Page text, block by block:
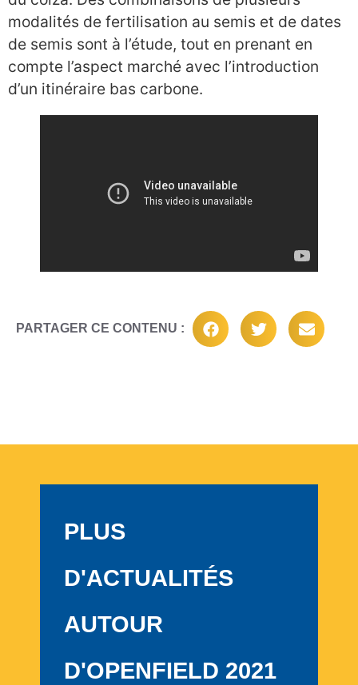
modalités de fertilisation au semis et de dates
de semis sont à l’étude, tout en prenant en
compte l’aspect marché avec l’introduction
d’un itinéraire bas carbone.
PARTAGER CE CONTENU :
PLUS
D'ACTUALITÉS
AUTOUR
D'OPENFIELD 2021